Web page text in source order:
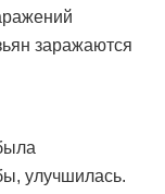
заражаются
улучшилась.